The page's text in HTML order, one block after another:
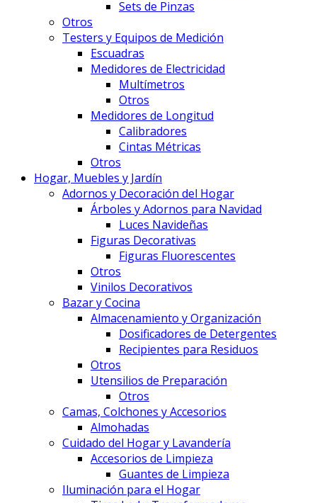
Sets de Pinzas
Otros
Testers y Equipos de Medición
Escuadras
Medidores de Electricidad
Multímetros
Otros
Medidores de Longitud
Calibradores
Cintas Métricas
Otros
Hogar, Muebles y Jardín
Adornos y Decoración del Hogar
Árboles y Adornos para Navidad
Luces Navideñas
Figuras Decorativas
Figuras Fluorescentes
Otros
Vinilos Decorativos
Bazar y Cocina
Almacenamiento y Organización
Dosificadores de Detergentes
Recipientes para Residuos
Otros
Utensilios de Preparación
Otros
Camas, Colchones y Accesorios
Almohadas
Cuidado del Hogar y Lavandería
Accesorios de Limpieza
Guantes de Limpieza
Iluminación para el Hogar